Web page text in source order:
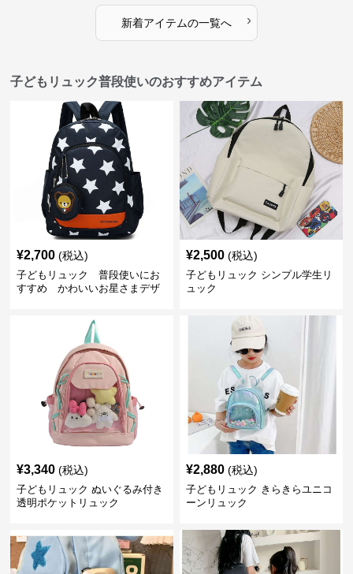
新着アイテムの一覧へ ›
子どもリュック普段使いのおすすめアイテム
¥2,700 (税込)
子どもリュック 普段使いにお
すすめ かわいいお星さまデザ
¥2,500 (税込)
子どもリュック シンプル学生リ
ュック
¥3,340 (税込)
子どもリュック ぬいぐるみ付き
透明ポケットリュック
¥2,880 (税込)
子どもリュック きらきらユニコ
ーンリュック